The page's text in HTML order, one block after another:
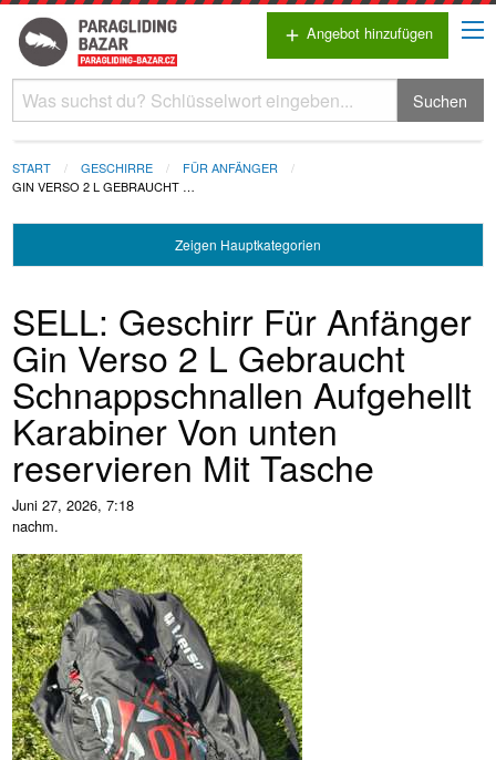
add Angebot hinzufügen
Suchen
START GESCHIRRE
FÜR ANFÄNGER
GIN VERSO 2 L GEBRAUCHT …
Zeigen Hauptkategorien
SELL: Geschirr Für Anfänger
Gin Verso 2 L Gebraucht
Schnappschnallen Aufgehellt
Karabiner Von unten
reservieren Mit Tasche
Juni 27, 2026, 7:18
nachm.